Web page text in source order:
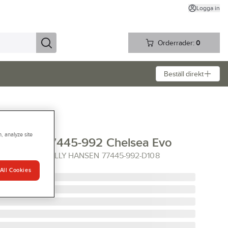
Logga in
Orderrader: 0
Beställ direkt
77445-992 Chelsea Evo
SV D108 HELLY HANSEN 77445-992-D108
analyze site
Cookies